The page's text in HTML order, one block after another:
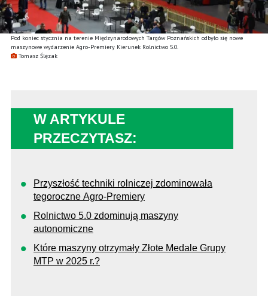
Pod koniec stycznia na terenie Międzynarodowych Targów Poznańskich odbyło się nowe
maszynowe wydarzenie Agro-Premiery Kierunek Rolnictwo 5.0.
Tomasz Ślęzak
W ARTYKULE
PRZECZYTASZ:
Przyszłość techniki rolniczej zdominowała
tegoroczne Agro-Premiery
Rolnictwo 5.0 zdominują maszyny
autonomiczne
Które maszyny otrzymały Złote Medale Grupy
MTP w 2025 r.?